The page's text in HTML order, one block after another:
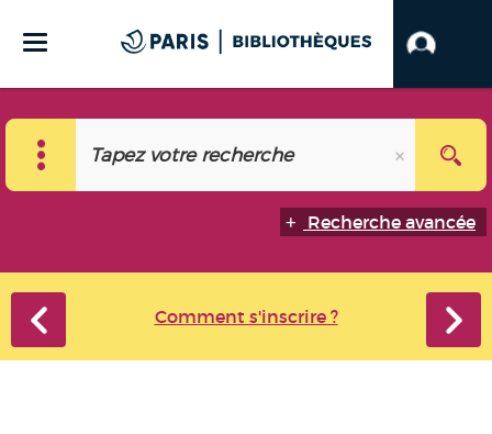
Recherche avancée
Comment s'inscrire ?